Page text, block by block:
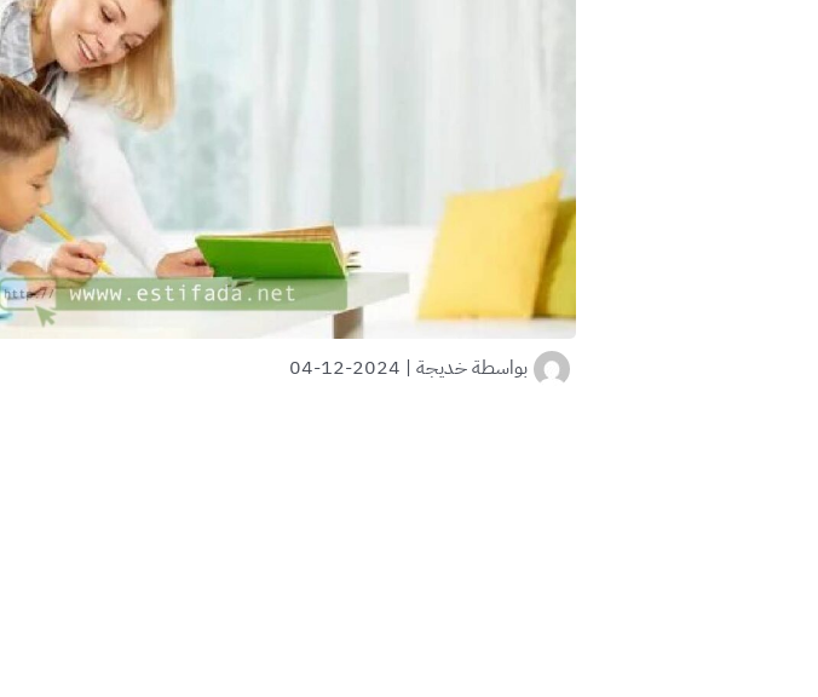
بواسطةخديجة |
2024-12-04